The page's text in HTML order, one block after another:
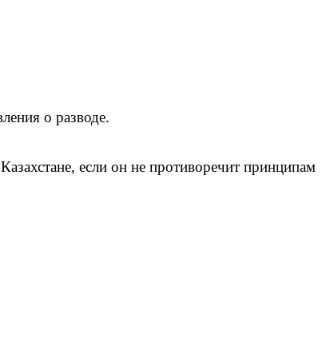
о разводе.
если он не противоречит принципам